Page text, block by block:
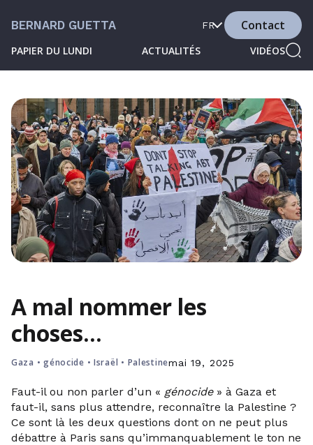
BERNARD GUETTA
PAPIER DU LUNDI ACTUALITÉS VIDÉOS
FR Contact
A mal nommer les
choses…
Gaza •génocide • Israël • Palestinemai 19, 2025
Faut-il ou non parler d’un « génocide» à Gaza et
faut-il, sans plus attendre, reconnaître la Palestine ?
Ce sont là les deux questions dont on ne peut plus
débattre à Paris sans qu’immanquablement le ton ne